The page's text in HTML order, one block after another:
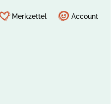
Merkzettel Account